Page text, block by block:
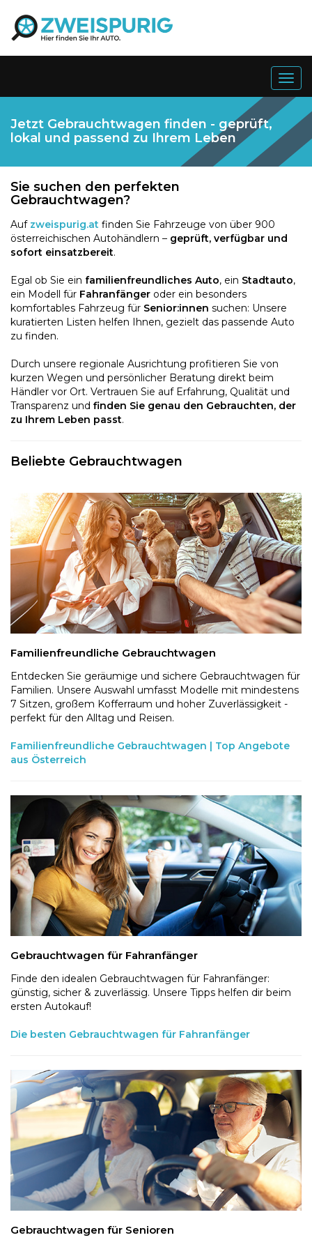
Jetzt Gebrauchtwagen finden - geprüft,
lokal und passend zu Ihrem Leben
Sie suchen den perfekten
Gebrauchtwagen?
Auf zweispurig.at finden Sie Fahrzeuge von über 900
österreichischen Autohändlern – geprüft, verfügbar und
sofort einsatzbereit.
Egal ob Sie ein familienfreundliches Auto, ein Stadtauto,
ein Modell für Fahranfänger oder ein besonders
komfortables Fahrzeug für Senior:innen suchen: Unsere
kuratierten Listen helfen Ihnen, gezielt das passende Auto
zu finden.
Durch unsere regionale Ausrichtung profitieren Sie von
kurzen Wegen und persönlicher Beratung direkt beim
Händler vor Ort. Vertrauen Sie auf Erfahrung, Qualität und
Transparenz und finden Sie genau den Gebrauchten, der
zu Ihrem Leben passt.
Beliebte Gebrauchtwagen
Familienfreundliche Gebrauchtwagen
Entdecken Sie geräumige und sichere Gebrauchtwagen für
Familien. Unsere Auswahl umfasst Modelle mit mindestens
7 Sitzen, großem Kofferraum und hoher Zuverlässigkeit -
perfekt für den Alltag und Reisen.
Familienfreundliche Gebrauchtwagen | Top Angebote
aus Österreich
Gebrauchtwagen für Fahranfänger
Finde den idealen Gebrauchtwagen für Fahranfänger:
günstig, sicher & zuverlässig. Unsere Tipps helfen dir beim
ersten Autokauf!
Die besten Gebrauchtwagen für Fahranfänger
Gebrauchtwagen für Senioren